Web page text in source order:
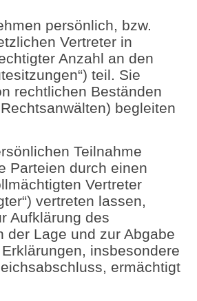
persönlich, bzw.
Vertreter in
Anzahl an den
teil. Sie
rechtlichen Beständen
begleiten
Teilnahme
Parteien durch einen
Vertreter
vertreten lassen,
Aufklärung des
der Lage und zur Abgabe
insbesondere
ermächtigt